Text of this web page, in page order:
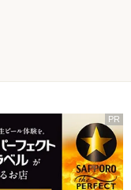
PR